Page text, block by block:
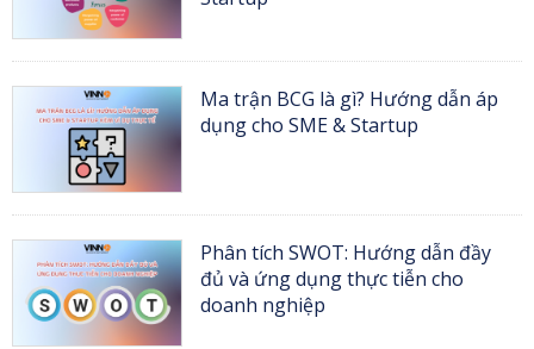
Ma trận BCG là gì? Hướng dẫn áp
dụng cho SME & Startup
Phân tích SWOT: Hướng dẫn đầy
đủ và ứng dụng thực tiễn cho
doanh nghiệp